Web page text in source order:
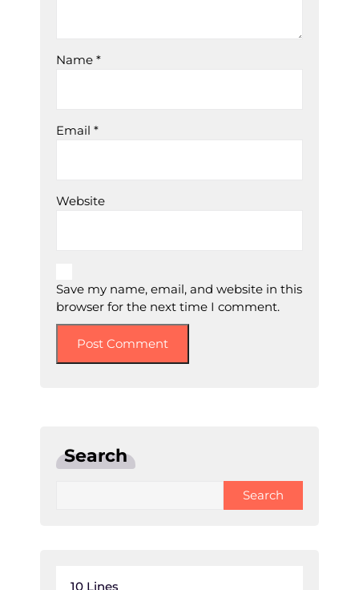
Name *
Email *
Website
Save my name, email, and website in this
browser for the next time I comment.
Search
Search
10 Lines